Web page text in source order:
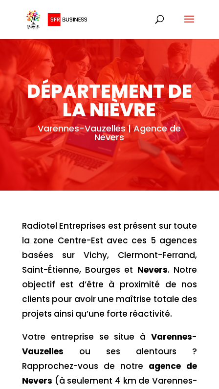
DÉPARTEMENT DE
LA NIÈVRE
Varennes-Vauzelles | Agence de
Nevers
Radiotel Entreprises est présent sur toute
la zone Centre-Est avec ces 5 agences
basées sur Vichy, Clermont-Ferrand,
Saint-Étienne, Bourges et Nevers. Notre
objectif est d’être à proximité de nos
clients pour avoir une maîtrise totale des
projets ainsi qu’une forte réactivité.
Votre entreprise se situe àVarennes-
Vauzelles
ou ses alentours ?
Rapprochez-vous de notre agence de
Nevers (à seulement 4 km de Varennes-